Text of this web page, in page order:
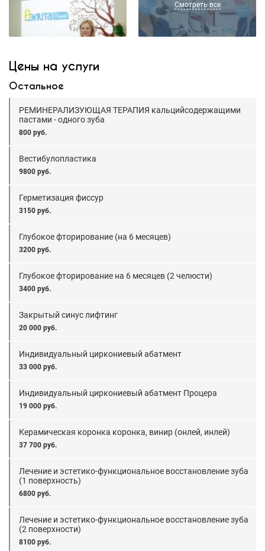
Смотреть все
Цены на услуги
Остальное
РЕМИНЕРАЛИЗУЮЩАЯ ТЕРАПИЯ кальцийсодержащими
пастами - одного зуба
800 руб.
Вестибулопластика
9800 руб.
Герметизация фиссур
3150 руб.
Глубокое фторирование (на 6 месяцев)
3200 руб.
Глубокое фторирование на 6 месяцев (2 челюсти)
3400 руб.
Закрытый синус лифтинг
20 000 руб.
Индивидуальный циркониевый абатмент
33 000 руб.
Индивидуальный циркониевый абатмент Процера
19 000 руб.
Керамическая коронка коронка, винир (онлей, инлей)
37 700 руб.
Лечение и эстетико-функциональное восстановление зуба
(1 поверхность)
6800 руб.
Лечение и эстетико-функциональное восстановление зуба
(2 поверхности)
8100 руб.